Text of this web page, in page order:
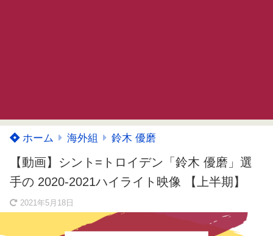
ホーム 海外組 鈴木 優磨
【動画】シント=トロイデン「鈴木 優磨」選
手の 2020-2021ハイライト映像 【上半期】
2021年5月18日